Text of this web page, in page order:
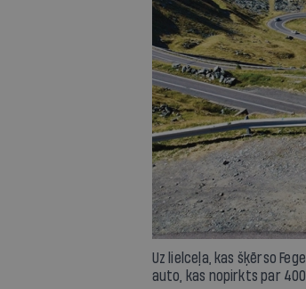
Uz lielceļa, kas šķērso
auto, kas nopirkts par